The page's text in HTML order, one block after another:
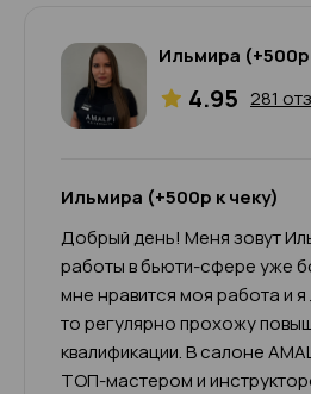
Ильмира (+500р
4.95 281
Ильмира (+500р к чеку)
Добрый день! Меня зовут
работы в бьюти-сфере уже
мне нравится моя работа и
то регулярно прохожу
квалификации. В салоне
ТОП-мастером и